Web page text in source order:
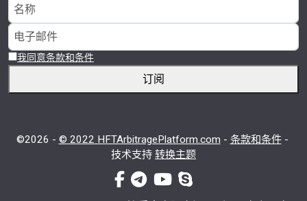
我同意条款和条件
订阅
©2026 - © 2022 HFTArbitragePlatform.com - 条款和条件-
技术支持 转换主题
facebook-f
电传 视频电话